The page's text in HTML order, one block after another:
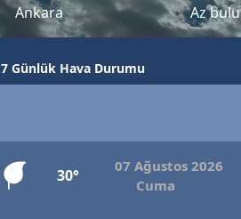
Ankara Az
7 Günlük Hava Durumu
30°
07 Ağustos 2026
Cuma